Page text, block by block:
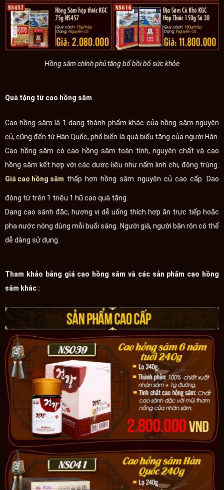
Hồng sâm chính phủ tặng bố bồi bổ sức khỏe
Quà tặng từ cao hồng sâm
Cao hồng sâm là 1 dạng thành phẩm khác của hồng sâm nguyên
củ, cũng đến từ Hàn Quốc, phổ biến là quà biếu tặng của người Hàn.
Cao hồng sâm có cao hồng sâm toàn tính, nguyên chất và cao
hồng sâm kết hợp với các dược liệu như nấm linh chi, đông trùng.
Giá cao hồng sâm thấp hơn hồng sâm nguyên củ cao cấp. Dao
động từ trên 1 triệu 1 hũ cao quà tặng.
Dạng cao sánh đặc, hương vị dễ uống thích hợp ăn trực tiếp hoặc
pha nước nóng dùng mỗi buổi sáng. Người già, người bận rộn có thể
dễ dàng sử dụng.
Tham khảo bảng giá cao hồng sâm và các sản phẩm cao hồng
sâm khác :